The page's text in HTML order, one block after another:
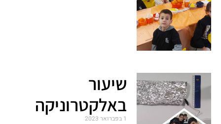
שיעור
באלקטרוניקה
1 בפברואר 2023